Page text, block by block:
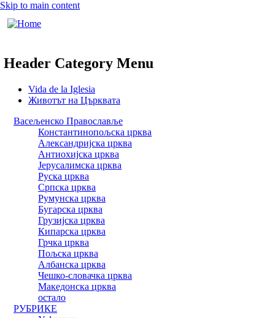
Skip to main content
Header Category Menu
Vida de la Iglesia
Животът на Църквата
Васељенско Православље
Константинопољска црква
Александријска црква
Антиохијска црква
Јерусалимска црква
Руска црква
Српска црква
Румунска црква
Бугарска црква
Грузијска црква
Кипарска црква
Грчка црква
Пољска црква
Албанска црква
Чешко-словачка црква
Македонска црква
остало
РУБРИКЕ